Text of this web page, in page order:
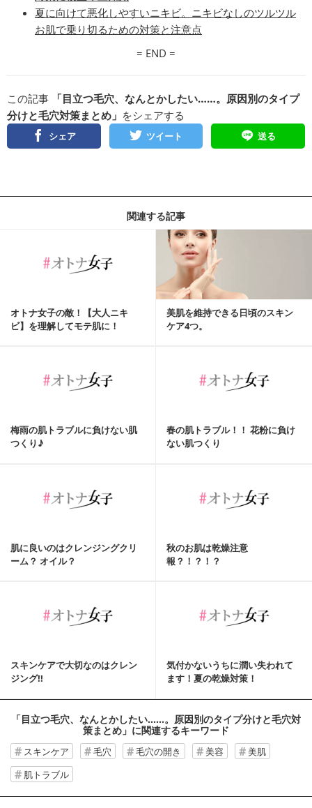
夏に向けて悪化しやすいニキビ。ニキビなしのツルツル
お肌で乗り切るための対策と注意点
= END =
この記事
「目立つ毛穴、なんとかしたい……。原因別のタイプ
分けと毛穴対策まとめ」 をシェアする
シェア ツイート 送る
関連する記事
オトナ女子の敵！【大人ニキ
ビ】を理解してモテ肌に！
美肌を維持できる日頃のスキン
ケア4つ。
梅雨の肌トラブルに負けない肌
つくり♪
春の肌トラブル！！ 花粉に負け
ない肌つくり
肌に良いのはクレンジングクリ
ーム？ オイル？
秋のお肌は乾燥注意
報？！？！？
スキンケアで大切なのはクレン
ジング!!
気付かないうちに潤い失われて
ます！夏の乾燥対策！
「目立つ毛穴、なんとかしたい……。原因別のタイプ分けと毛穴対
策まとめ」 に関連するキーワード
スキンケア 毛穴 毛穴の開き 美容
美肌
肌トラブル